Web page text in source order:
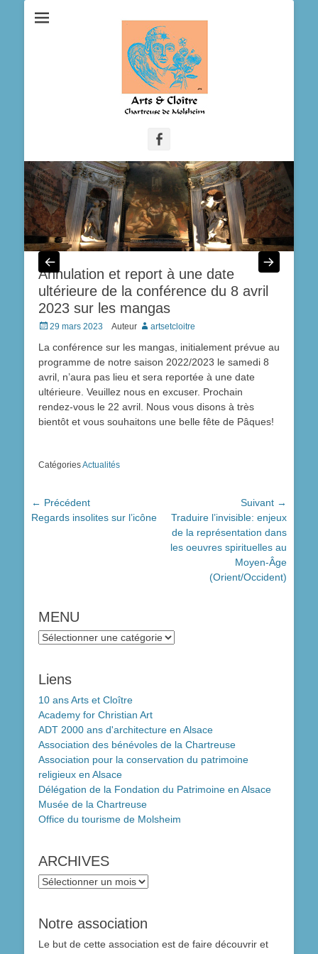
Annulation et report à une date
ultérieure de la conférence du 8 avril
2023 sur les mangas
Posted
29 mars 2023 Auteur artsetcloitre
La conférence sur les mangas, initialement prévue au
programme de notre saison 2022/2023 le samedi 8
avril, n’aura pas lieu et sera reportée à une date
ultérieure. Veuillez nous en excuser. Prochain
rendez-vous le 22 avril. Nous vous disons à très
bientôt et vous souhaitons une belle fête de Pâques!
CatégoriesActualités
Navigation
de
← Précédent
Article
Regards insolites sur l’icône
Suivant →
Article
suivant :
Traduire l’invisible: enjeux
de la représentation dans
les oeuvres spirituelles au
Moyen-Âge
(Orient/Occident)
MENU
MENU
Liens
10 ans Arts et Cloître
Academy for Christian Art
ADT 2000 ans d'architecture en Alsace
Association des bénévoles de la Chartreuse
Association pour la conservation du patrimoine
religieux en Alsace
Délégation de la Fondation du Patrimoine en Alsace
Musée de la Chartreuse
Office du tourisme de Molsheim
ARCHIVES
ARCHIVES
Notre association
Le but de cette association est de faire découvrir et